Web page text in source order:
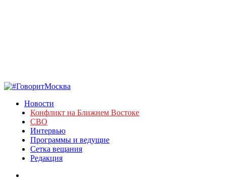
Новости
Конфликт на Ближнем Востоке
СВО
Интервью
Программы и ведущие
Сетка вещания
Редакция